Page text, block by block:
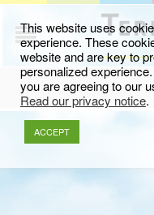
This website uses
experience. These
website and are key to
personalized
you are agreeing to our
Read our privacy notice.
ACCEPT